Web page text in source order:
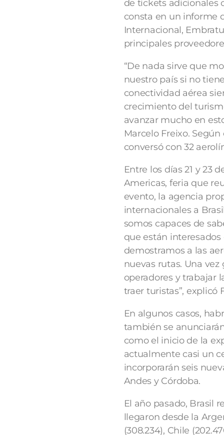
de tickets adicionales
consta en un informe
Internacional,
principales
“De nada sirve que
nuestro país si no
conectividad aérea
crecimiento del
avanzar mucho en
Marcelo Freixo.
conversó con 32
Entre los días 21 y 23
Americas, feria que
evento, la agencia
internacionales a
somos capaces de
que están
demostramos a las
nuevas rutas. Una
operadores y trabajar
traer turistas”, explicó
En algunos casos,
también se
como el inicio de la
actualmente casi un
incorporarán seis
Andes y Córdoba.
El año pasado, Brasil
llegaron desde la
(308.234), Chile